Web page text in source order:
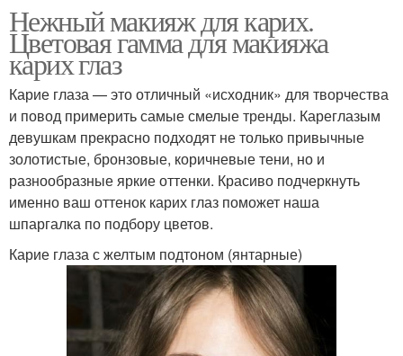
Нежный макияж для карих.
Цветовая гамма для макияжа
карих глаз
Карие глаза — это отличный «исходник» для творчества
и повод примерить самые смелые тренды. Кареглазым
девушкам прекрасно подходят не только привычные
золотистые, бронзовые, коричневые тени, но и
разнообразные яркие оттенки. Красиво подчеркнуть
именно ваш оттенок карих глаз поможет наша
шпаргалка по подбору цветов.
Карие глаза с желтым подтоном (янтарные)